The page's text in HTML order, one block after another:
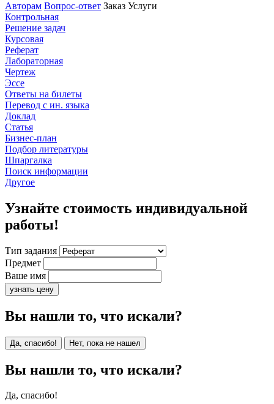
Авторам Вопрос-ответ Заказ Услуги
Контрольная
Решение задач
Курсовая
Реферат
Лабораторная
Чертеж
Эссе
Ответы на билеты
Перевод с ин. языка
Доклад
Статья
Бизнес-план
Подбор литературы
Шпаргалка
Поиск информации
Другое
Узнайте стоимость индивидуальной
работы!
Тип задания
Предмет
Ваше имя
узнать цену
Вы нашли то, что искали?
Да, спасибо! Нет, пока не нашел
Вы нашли то, что искали?
Да, спасибо!